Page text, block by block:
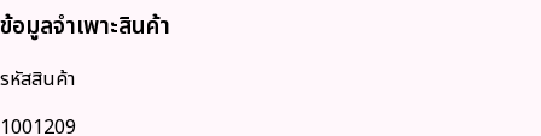
ข้อมูลจำเพาะสินค้า
รหัสสินค้า
1001209